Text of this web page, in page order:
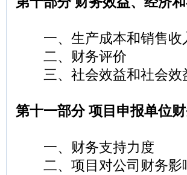
一、生产成本和销售收
二、财务评价
三、社会效益和社会效
第十一部分 项目申报单位
一、财务支持力度
二、项目对公司财务影